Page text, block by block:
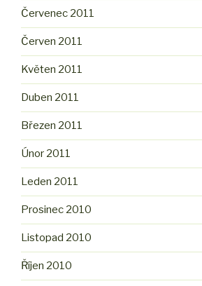
Červenec 2011
Červen 2011
Květen 2011
Duben 2011
Březen 2011
Únor 2011
Leden 2011
Prosinec 2010
Listopad 2010
Říjen 2010